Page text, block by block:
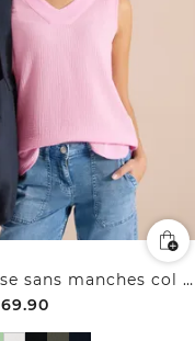
Blouse sans manches col V en gaze de coton
69.90